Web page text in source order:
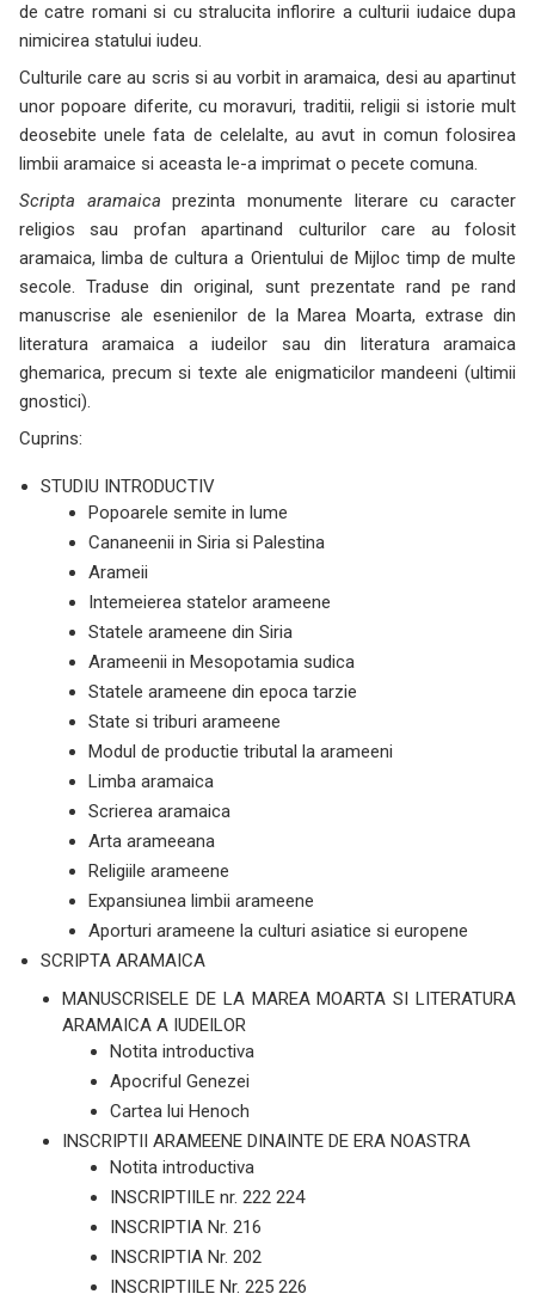
de catre romani si cu stralucita inflorire a culturii iudaice dupa
nimicirea statului iudeu.
Culturile care au scris si au vorbit in aramaica, desi au apartinut
unor popoare diferite, cu moravuri, traditii, religii si istorie mult
deosebite unele fata de celelalte, au avut in comun folosirea
limbii aramaice si aceasta le-a imprimat o pecete comuna.
Scripta aramaica prezinta monumente literare cu caracter
religios sau profan apartinand culturilor care au folosit
aramaica, limba de cultura a Orientului de Mijloc timp de multe
secole. Traduse din original, sunt prezentate rand pe rand
manuscrise ale esenienilor de la Marea Moarta, extrase din
literatura aramaica a iudeilor sau din literatura aramaica
ghemarica, precum si texte ale enigmaticilor mandeeni (ultimii
gnostici).
Cuprins:
STUDIU INTRODUCTIV
Popoarele semite in lume
Cananeenii in Siria si Palestina
Arameii
Intemeierea statelor arameene
Statele arameene din Siria
Arameenii in Mesopotamia sudica
Statele arameene din epoca tarzie
State si triburi arameene
Modul de productie tributal la arameeni
Limba aramaica
Scrierea aramaica
Arta arameeana
Religiile arameene
Expansiunea limbii arameene
Aporturi arameene la culturi asiatice si europene
SCRIPTA ARAMAICA
MANUSCRISELE DE LA MAREA MOARTA SI LITERATURA
ARAMAICA A IUDEILOR
Notita introductiva
Apocriful Genezei
Cartea lui Henoch
INSCRIPTII ARAMEENE DINAINTE DE ERA NOASTRA
Notita introductiva
INSCRIPTIILE nr. 222 224
INSCRIPTIA Nr. 216
INSCRIPTIA Nr. 202
INSCRIPTIILE Nr. 225 226